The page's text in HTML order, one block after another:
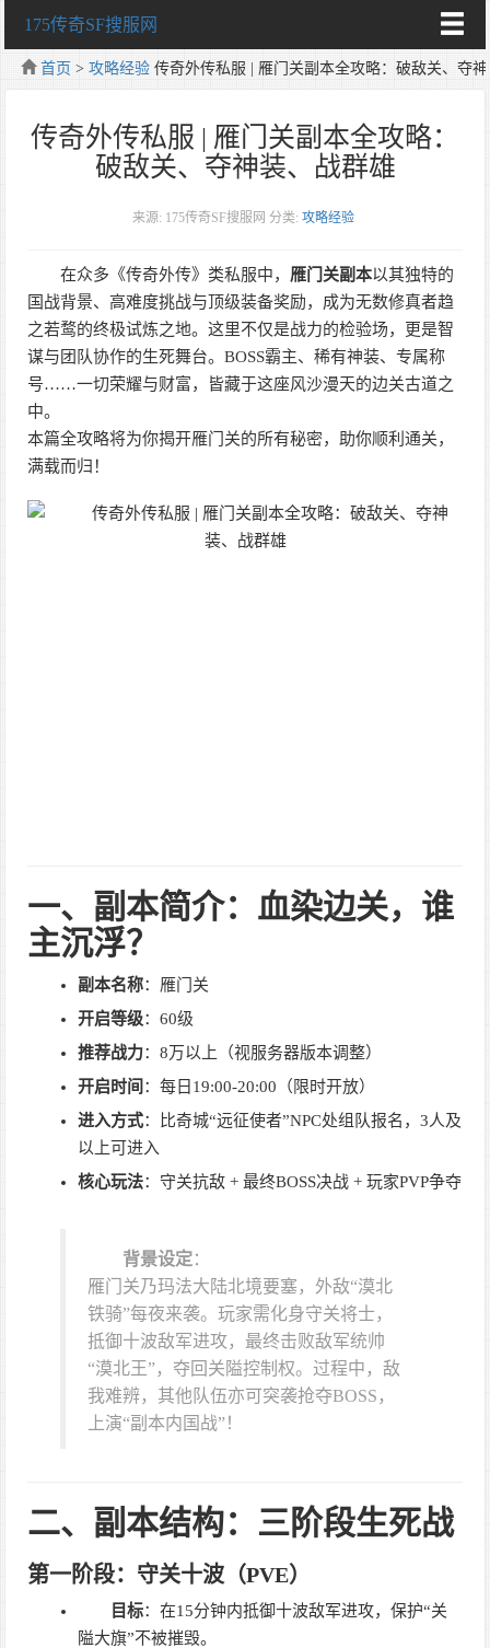
175传奇SF搜服网
首页 >攻略经验 传奇外传私服 | 雁门关副本全攻略：破敌关、夺
传奇外传私服 | 雁门关副本全攻略：
破敌关、夺神装、战群雄
来源: 175传奇SF搜服网 分类: 攻略经验
在众多《传奇外传》类私服中， 雁门关副本以其独特的
国战背景、高难度挑战与顶级装备奖励，成为无数修真者趋
之若鹜的终极试炼之地。这里不仅是战力的检验场，更是智
谋与团队协作的生死舞台。BOSS霸主、稀有神装、专属称
号……一切荣耀与财富，皆藏于这座风沙漫天的边关古道之
中。
本篇全攻略将为你揭开雁门关的所有秘密，助你顺利通关，
满载而归！
一、副本简介：血染边关，谁
主沉浮？
副本名称：雁门关
开启等级：60级
推荐战力：8万以上（视服务器版本调整）
开启时间 ：每日19:00-20:00（限时开放）
进入方式：比奇城“远征使者”NPC处组队报名，3人及
以上可进入
核心玩法：守关抗敌 + 最终BOSS决战 + 玩家PVP争夺
背景设定：
雁门关乃玛法大陆北境要塞，外敌“漠北
铁骑”每夜来袭。玩家需化身守关将士，
抵御十波敌军进攻，最终击败敌军统帅
“漠北王”，夺回关隘控制权。过程中，敌
我难辨，其他队伍亦可突袭抢夺BOSS，
上演“副本内国战”！
二、副本结构：三阶段生死战
第一阶段：守关十波（PVE）
目标：在15分钟内抵御十波敌军进攻，保护“关
隘大旗”不被摧毁。